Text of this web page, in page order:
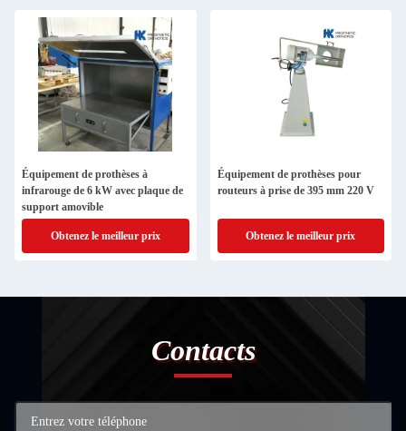
Équipement de prothèses à
infrarouge de 6 kW avec plaque de
support amovible
Obtenez le meilleur prix
Équipement de prothèses pour
routeurs à prise de 395 mm 220 V
Obtenez le meilleur prix
Contacts